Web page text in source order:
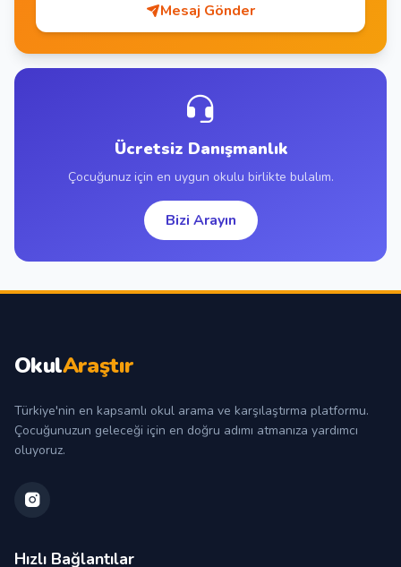
Mesaj Gönder
Ücretsiz Danışmanlık
Çocuğunuz için en uygun okulu birlikte bulalım.
Bizi Arayın
OkulAraştır
Türkiye'nin en kapsamlı okul arama ve karşılaştırma platformu.
Çocuğunuzun geleceği için en doğru adımı atmanıza yardımcı
oluyoruz.
Hızlı Bağlantılar